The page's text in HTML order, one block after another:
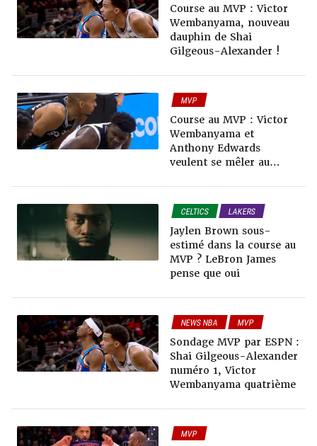
Course au MVP : Victor
Wembanyama, nouveau
dauphin de Shai
Gilgeous-Alexander !
MVP
Course au MVP : Victor
Wembanyama et
Anthony Edwards
veulent se mêler au
CELTICS
LAKERS
NEWS NBA
Jaylen Brown sous-
estimé dans la course au
MVP ? LeBron James
pense que oui
NEWS NBA MVP
Sondage MVP par ESPN :
Shai Gilgeous-Alexander
numéro 1, Victor
Wembanyama quatrième
MVP